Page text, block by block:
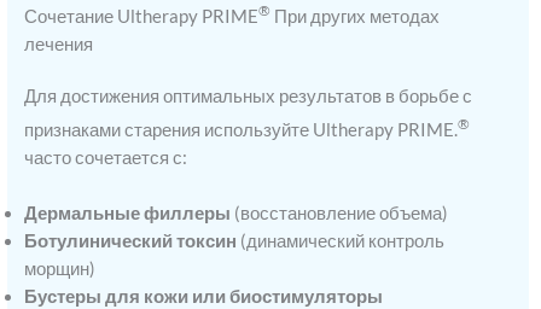
Сочетание Ultherapy PRIME® При других методах
лечения
Для достижения оптимальных результатов в борьбе с
признаками старения используйте Ultherapy PRIME.®
часто сочетается с:
Дермальные филлеры (восстановление объема)
Ботулинический токсин (динамический контроль
морщин)
Бустеры для кожи или биостимуляторы